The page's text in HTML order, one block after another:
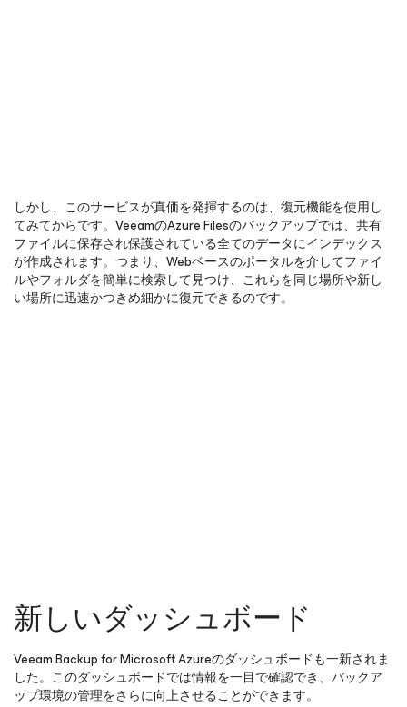
しかし、このサービスが真価を発揮するのは、復元機能を使用し
てみてからです。VeeamのAzure Filesのバックアップでは、共有
ファイルに保存され保護されている全てのデータにインデックス
が作成されます。つまり、Webベースのポータルを介してファイ
ルやフォルダを簡単に検索して見つけ、これらを同じ場所や新し
い場所に迅速かつきめ細かに復元できるのです。
新しいダッシュボード
Veeam Backupfor Microsoft Azureのダッシュボードも一新されま
した。このダッシュボードでは情報を一目で確認でき、バックア
ップ環境の管理をさらに向上させることができます。